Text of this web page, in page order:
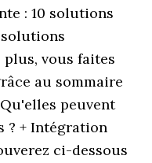
: 10 solutions
solutions
vous faites
au sommaire
peuvent
? + Intégration
ci-dessous